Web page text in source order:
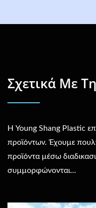
Σχετικά Με
Η Young Shang Plastic
προϊόντων. Έχουμε
προϊόντα μέσω
συμμορφώνονται...